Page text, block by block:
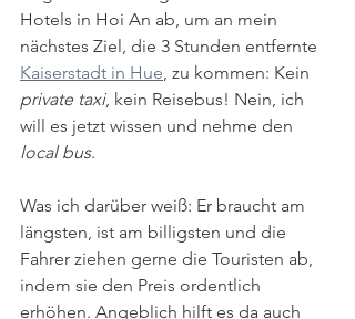
Hotels in Hoi An ab, um an mein
nächstes Ziel, die 3 Stunden entfernte
Kaiserstadt in Hue, zu kommen: Kein
private taxi, kein Reisebus! Nein, ich
will es jetzt wissen und nehme den
local bus.
Was ich darüber weiß: Er braucht am
längsten, ist am billigsten und die
Fahrer ziehen gerne die Touristen ab,
indem sie den Preis ordentlich
erhöhen. Angeblich hilft es da auch